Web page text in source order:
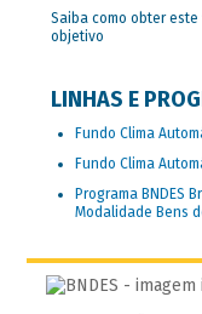
Saiba como obter
objetivo
LINHAS E
Fundo Clima
Fundo Clima
Programa BNDES
Modalidade Bens